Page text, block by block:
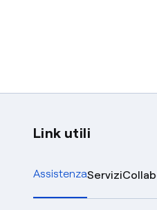
Link utili
AssistenzaServizi